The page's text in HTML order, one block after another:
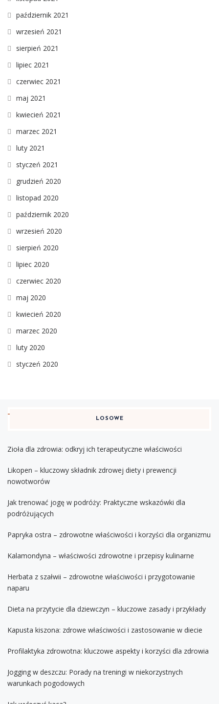
październik 2021
wrzesień 2021
sierpień 2021
lipiec 2021
czerwiec 2021
maj 2021
kwiecień 2021
marzec 2021
luty 2021
styczeń 2021
grudzień 2020
listopad 2020
październik 2020
wrzesień 2020
sierpień 2020
lipiec 2020
czerwiec 2020
maj 2020
kwiecień 2020
marzec 2020
luty 2020
styczeń 2020
LOSOWE
Zioła dla zdrowia: odkryj ich terapeutyczne właściwości
Likopen – kluczowy składnik zdrowej diety i prewencji
nowotworów
Jak trenować jogę w podróży: Praktyczne wskazówki dla
podróżujących
Papryka ostra – zdrowotne właściwości i korzyści dla organizmu
Kalamondyna – właściwości zdrowotne i przepisy kulinarne
Herbata z szałwii – zdrowotne właściwości i przygotowanie
naparu
Dieta na przytycie dla dziewczyn – kluczowe zasady i przykłady
Kapusta kiszona: zdrowe właściwości i zastosowanie w diecie
Profilaktyka zdrowotna: kluczowe aspekty i korzyści dla zdrowia
Jogging w deszczu: Porady na treningi w niekorzystnych
warunkach pogodowych